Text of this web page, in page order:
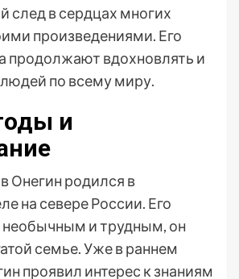
след в сердцах многих
произведениями. Его
продолжают вдохновлять и
по всему миру.
и
Онегин родился в
на севере России. Его
необычным и трудным, он
семье. Уже в раннем
проявил интерес к знаниям